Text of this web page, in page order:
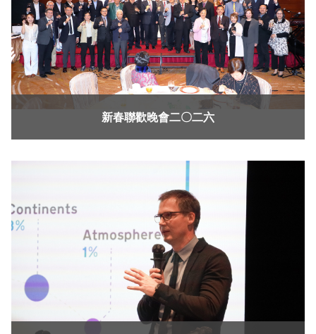
新春聯歡晚會二〇二六